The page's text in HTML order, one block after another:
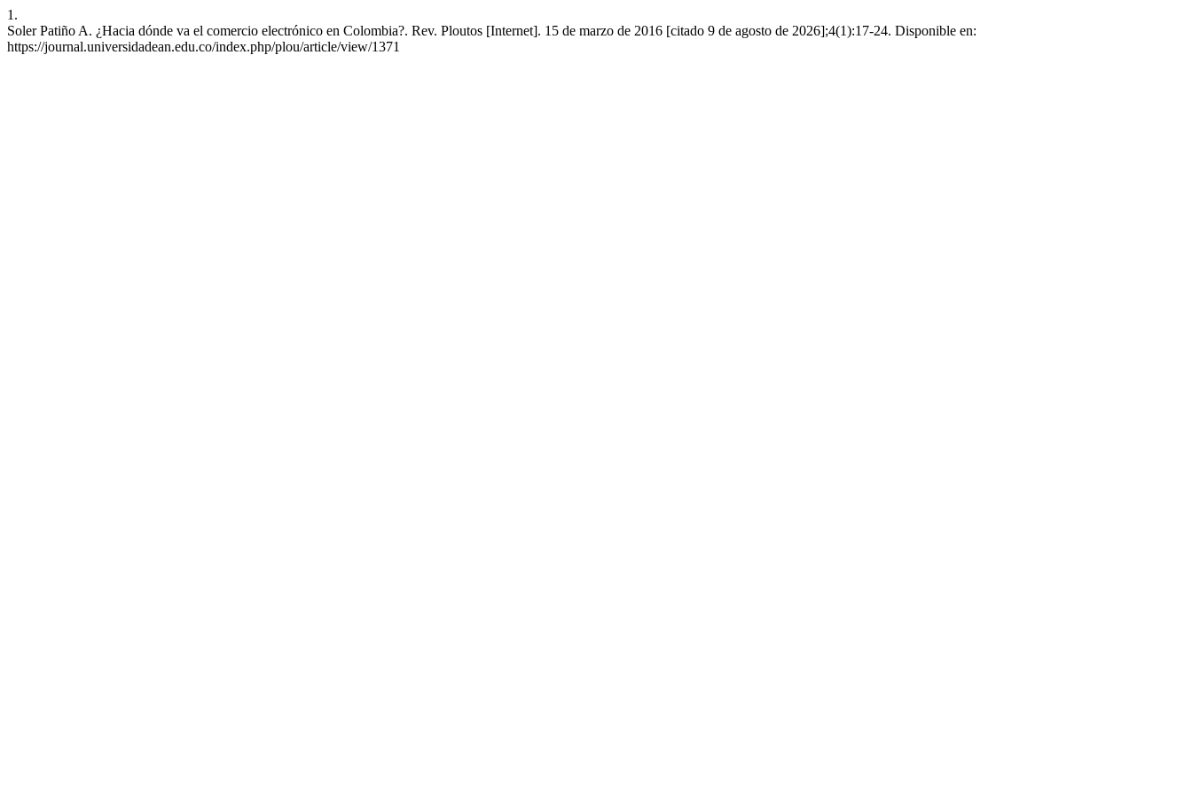
1.
Soler Patiño A. ¿Hacia dónde va el comercio electrónico en Colombia?. Rev. Ploutos [Internet]. 15 de marzo de 2016 [citado 9 de agosto de 2026];4(1):17-24. Disponible en:
https://journal.universidadean.edu.co/index.php/plou/article/view/1371